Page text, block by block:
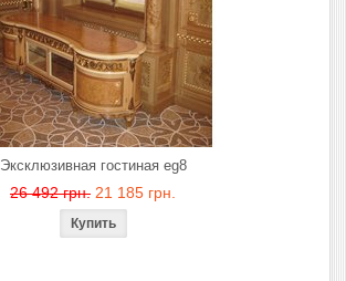
Эксклюзивная гостиная eg8
26 492 грн. 21 185 грн.